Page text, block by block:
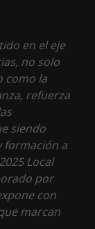
en el eje
no solo
como la
refuerza
siendo
formación a
Local
por
con
marcan